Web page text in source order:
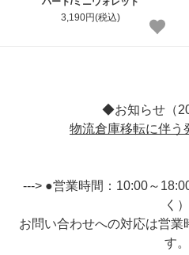
3,190円(税込)
◆お知らせ（
物流倉庫移転に伴う
---> ●営業時間：10:00～
く）
お問い合わせへの対応は営業
す。